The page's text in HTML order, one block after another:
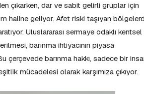
çıkarken, dar ve sabit gelirli gruplar için
haline geliyor. Afet riski taşıyan
Uluslararası sermaye odaklı kentsel
barınma ihtiyacının piyasa
çerçevede barınma hakkı, sadece bir
mücadelesi olarak karşımıza çıkıyor.